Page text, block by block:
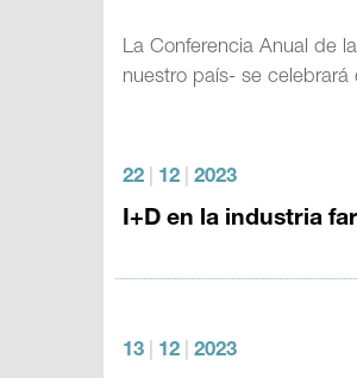
La Conferencia Anual de
nuestro país- se
22 12 2023
I+D en la industria
13 12 2023